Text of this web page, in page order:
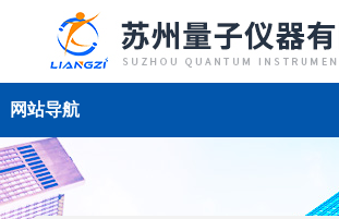
网站导航